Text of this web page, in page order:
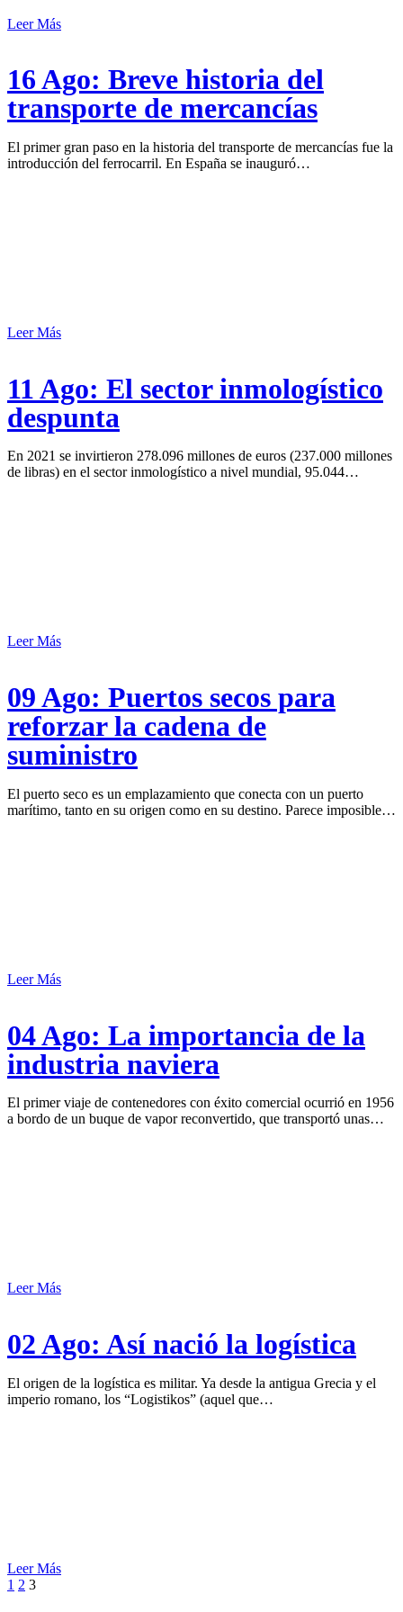
Leer Más
16 Ago: Breve historia del
transporte de mercancías
El primer gran paso en la historia del transporte de mercancías fue la
introducción del ferrocarril. En España se inauguró…
Leer Más
11 Ago: El sector inmologístico
despunta
En 2021 se invirtieron 278.096 millones de euros (237.000 millones
de libras) en el sector inmologístico a nivel mundial, 95.044…
Leer Más
09 Ago: Puertos secos para
reforzar la cadena de
suministro
El puerto seco es un emplazamiento que conecta con un puerto
marítimo, tanto en su origen como en su destino. Parece imposible…
Leer Más
04 Ago: La importancia de la
industria naviera
El primer viaje de contenedores con éxito comercial ocurrió en 1956
a bordo de un buque de vapor reconvertido, que transportó unas…
Leer Más
02 Ago: Así nació la logística
El origen de la logística es militar. Ya desde la antigua Grecia y el
imperio romano, los “Logistikos” (aquel que…
Leer Más
1 2 3